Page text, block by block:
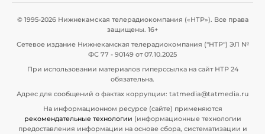
© 1995-2026 Нижнекамская телерадиокомпания («НТР»). Все права
защищены. 16+
Сетевое издание Нижнекамская телерадиокомпания ("НТР") ЭЛ №
ФС 77 - 90149 от 07.10.2025
При использовании материалов гиперссылка на сайт НТР 24
обязательна.
Адрес для сообщений о фактах коррупции: tatmedia@tatmedia.ru
На информационном ресурсе (сайте) применяются
рекомендательные технологии (информационные технологии
предоставления информации на основе сбора, систематизации и